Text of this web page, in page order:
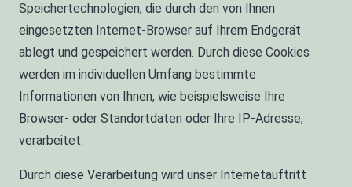
Speichertechnologien, die durch den von Ihnen
eingesetzten Internet-Browser auf Ihrem Endgerät
ablegt und gespeichert werden. Durch diese Cookies
werden im individuellen Umfang bestimmte
Informationen von Ihnen, wie beispielsweise Ihre
Browser- oder Standortdaten oder Ihre IP-Adresse,
verarbeitet.
Durch diese Verarbeitung wird unser Internetauftritt